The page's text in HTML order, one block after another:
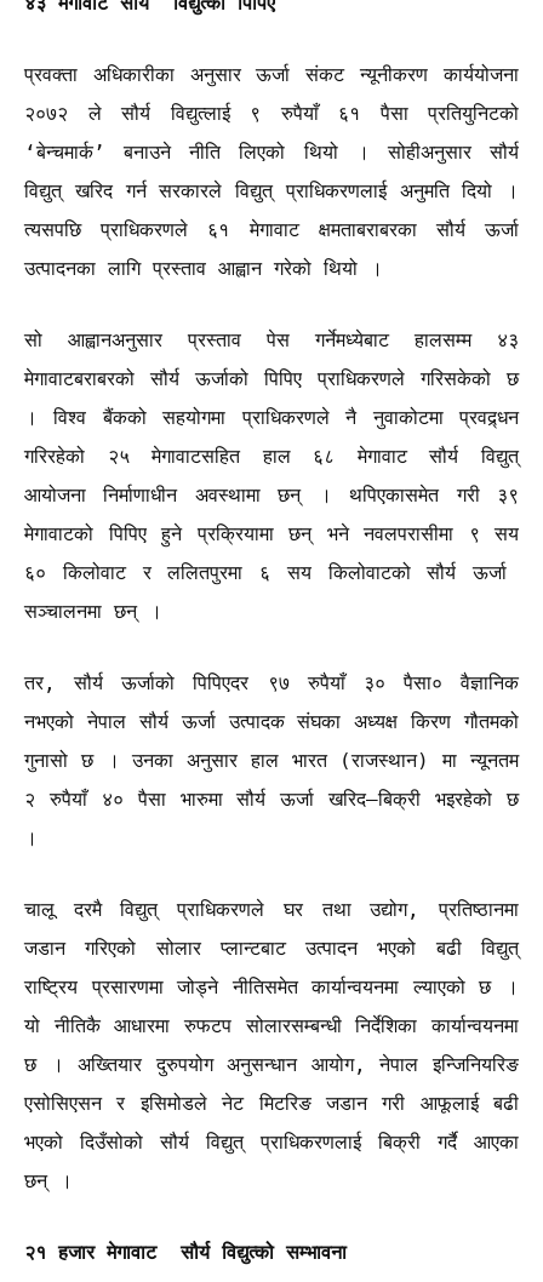
प्रवक्ता अधिकारीका अनुसार ऊर्जा संकट न्यूनीकरण कार्ययोजना
२०७२ ले सौर्य विद्युत्लाई ९ रुपैयाँ ६१ पैसा प्रतियुनिटको
‘बेन्चमार्क’ बनाउने नीति लिएको थियो । सोहीअनुसार सौर्य
विद्युत् खरिद गर्न सरकारले विद्युत् प्राधिकरणलाई अनुमति दियो ।
त्यसपछि प्राधिकरणले ६१ मेगावाट क्षमताबराबरका सौर्य ऊर्जा
उत्पादनका लागि प्रस्ताव आह्वान गरेको थियो ।
सो आह्वानअनुसार प्रस्ताव पेस गर्नेमध्येबाट हालसम्म ४३
मेगावाटबराबरको सौर्य ऊर्जाको पिपिए प्राधिकरणले गरिसकेको छ
। विश्व बैंकको सहयोगमा प्राधिकरणले नै नुवाकोटमा प्रवद्र्धन
गरिरहेको २५ मेगावाटसहित हाल ६८ मेगावाट सौर्य विद्युत्
आयोजना निर्माणाधीन अवस्थामा छन् । थपिएकासमेत गरी ३९
मेगावाटको पिपिए हुने प्रक्रियामा छन् भने नवलपरासीमा ९ सय
६० किलोवाट र ललितपुरमा ६ सय किलोवाटको सौर्य ऊर्जा
सञ्चालनमा छन् ।
तर, सौर्य ऊर्जाको पिपिएदर ९७ रुपैयाँ ३० पैसा० वैज्ञानिक
नभएको नेपाल सौर्य ऊर्जा उत्पादक संघका अध्यक्ष किरण गौतमको
गुनासो छ । उनका अनुसार हाल भारत (राजस्थान) मा न्यूनतम
२ रुपैयाँ ४० पैसा भारुमा सौर्य ऊर्जा खरिद–बिक्री भइरहेको छ
।
चालू दरमै विद्युत् प्राधिकरणले घर तथा उद्योग, प्रतिष्ठानमा
जडान गरिएको सोलार प्लान्टबाट उत्पादन भएको बढी विद्युत्
राष्ट्रिय प्रसारणमा जोड्ने नीतिसमेत कार्यान्वयनमा ल्याएको छ ।
यो नीतिकै आधारमा रुफटप सोलारसम्बन्धी निर्देशिका कार्यान्वयनमा
छ । अख्तियार दुरुपयोग अनुसन्धान आयोग, नेपाल इन्जिनियरिङ
एसोसिएसन र इसिमोडले नेट मिटरिङ जडान गरी आफूलाई बढी
भएको दिउँसोको सौर्य विद्युत् प्राधिकरणलाई बिक्री गर्दै आएका
छन् ।
२१ हजार मेगावाट सौर्य विद्युत्को सम्भावना